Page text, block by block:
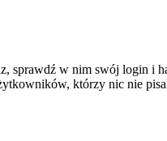
sprawdź w nim swój login i
którzy nic nie